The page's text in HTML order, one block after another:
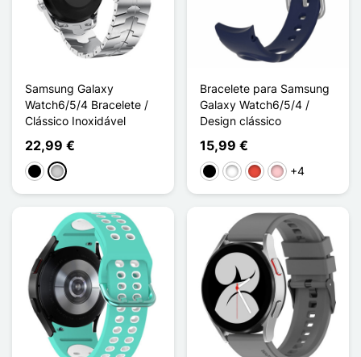
Samsung Galaxy
Watch6/5/4 Bracelete /
Clássico Inoxidável
22,99 €
PretoPrata
Bracelete para Samsung
Galaxy Watch6/5/4 /
Design clássico
15,99 €
PretoBrancoVermelho
Rosa+4